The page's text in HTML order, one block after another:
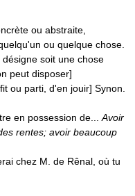
ou abstraite,
ou quelque chose.
soit une chose
peut disposer]
ou parti, d'en jouir] Synon.
en possession de...Avoir
rentes; avoir beaucoup
chez M. de Rênal, où tu